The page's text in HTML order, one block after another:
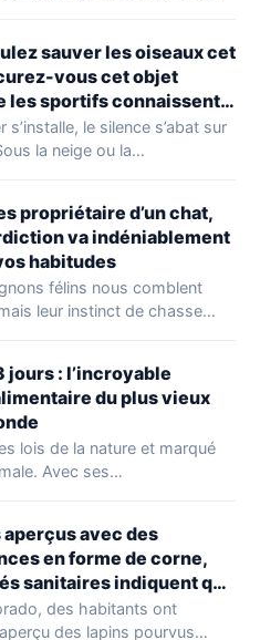
sauver les oiseaux cet
vous cet objet
les sportifs connaissent
s’installe, le silence s’abat sur
la neige ou la…
propriétaire d’un chat,
va indéniablement
habitudes
félins nous comblent
leur instinct de chasse
jours : l’incroyable
du plus vieux
lois de la nature et marqué
Avec ses…
aperçus avec des
en forme de corne,
sanitaires indiquent que
« bénin »des habitants ont
des lapins pourvus